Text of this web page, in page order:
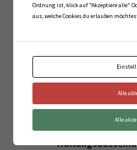
Bezahlung und
Bei Kauf von Mehrfachkarten
Nicht wahrgenommene
(gemäß §2) abgesagt werden.
Bereits gezahlte Karten sind
Ordnung ist, klick auf "Akzeptiere alle"
aus, welche Cookies du erlauben
Alle
Alle